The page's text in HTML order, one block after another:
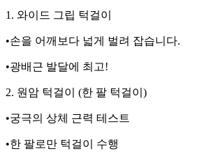
1. 와이드 그립 턱걸이
•손을 어깨보다 넓게 벌려 잡습니다.
•광배근 발달에 최고!
2. 원암 턱걸이 (한 팔 턱걸이)
•궁극의 상체 근력 테스트
•한 팔로만 턱걸이 수행